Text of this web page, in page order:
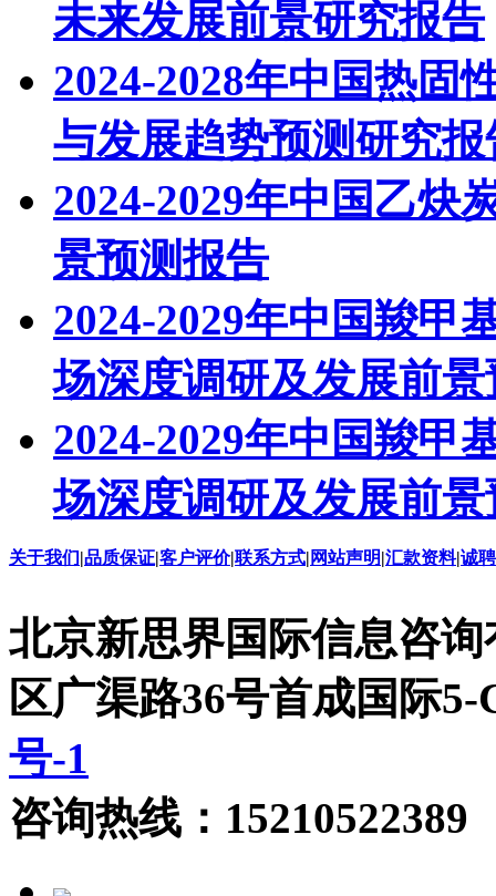
未来发展前景研究报告
2024-2028年中国热固
与发展趋势预测研究报
2024-2029年中国乙炔
景预测报告
2024-2029年中国羧甲
场深度调研及发展前
2024-2029年中国羧甲
场深度调研及发展前
关于我们|品质保证|客户评价|联系方式| 网站声明|汇款资料|诚
北京新思界国际信息咨
区广渠路36号首成国际
号-1
咨询热线：